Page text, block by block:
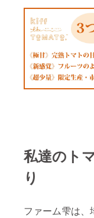
私達のト
り
ファーム雫は、